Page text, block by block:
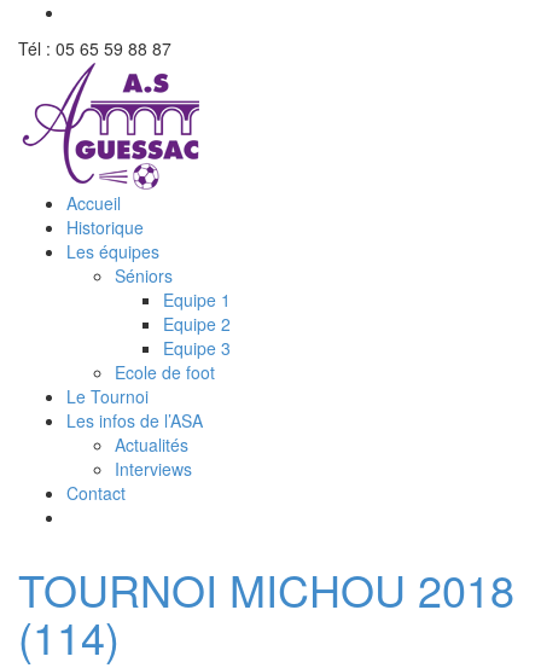
Tél : 05 65 59 88 87
Accueil
Historique
Les équipes
Séniors
Equipe 1
Equipe 2
Equipe 3
Ecole de foot
Le Tournoi
Les infos de l’ASA
Actualités
Interviews
Contact
TOURNOI MICHOU 2018
(114)